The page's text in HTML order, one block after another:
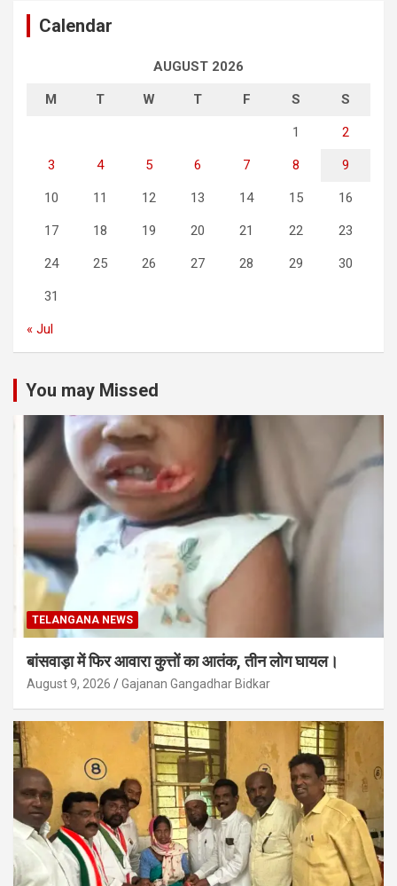
Calendar
AUGUST 2026
M T W T F S S
1 2
3 4 5 6 7 8 9
10 11 12 13 14 15 16
17 18 19 20 21 22 23
24 25 26 27 28 29 30
31
« Jul
You may Missed
TELANGANA NEWS
बांसवाड़ा में फिर आवारा कुत्तों का आतंक, तीन लोग घायल।
August 9, 2026 Gajanan Gangadhar Bidkar